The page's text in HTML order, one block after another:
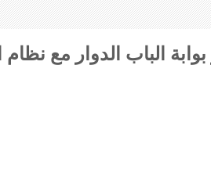
الباب الدوار مع نظام